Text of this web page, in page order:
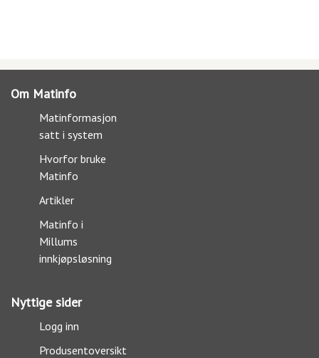
Om Matinfo
Matinformasjon
satt i system
Hvorfor bruke
Matinfo
Artikler
Matinfo i
Millums
innkjøpsløsning
Nyttige sider
Logg inn
Produsentoversikt